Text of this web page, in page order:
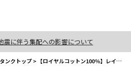
震に伴う集配への影響について
ンクトップ> 【ロイヤルコットン100％】レイヤード風半袖Tシャツ